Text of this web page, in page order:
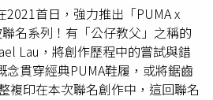
2021首日，強力推出「PUMA x
名系列！有「公仔教父」之稱的
Lau，將創作歷程中的嘗試與錯
念貫穿經典PUMA鞋履，或將鋸齒
複印在本次聯名創作中，這回聯名